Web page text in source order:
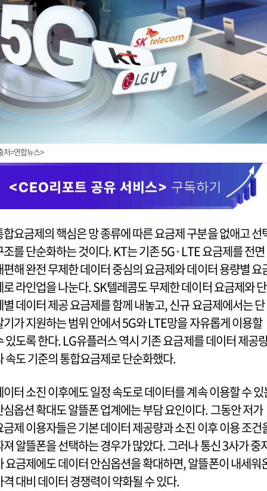
처=연합뉴스>
합요금제의 핵심은 망 종류에 따른 요금제 구분을 없애고 선
조를 단순화하는 것이다. KT는 기존 5G·LTE 요금제를 전면
편해 완전 무제한 데이터 중심의 요금제와 데이터 용량별 요
로 라인업을 나눈다. SK텔레콤도 무제한 데이터 요금제와 단
별 데이터 제공 요금제를 함께 내놓고, 신규 요금제에서는 단
기가 지원하는 범위 안에서 5G와 LTE망을 자유롭게 이용할
있도록 한다. LG유플러스 역시 기존 요금제를 데이터 제공
속도 기준의 통합요금제로 단순화했다.
이터 소진 이후에도 일정 속도로 데이터를 계속 이용할 수 있
심옵션 확대도 알뜰폰 업계에는 부담 요인이다. 그동안 저가
금제 이용자들은 기본 데이터 제공량과 소진 이후 이용 조건
져 알뜰폰을 선택하는 경우가 많았다. 그러나 통신 3사가 중
요금제에도 데이터 안심옵션을 확대하면, 알뜰폰이 내세워
격 대비 데이터 경쟁력이 약화될 수 있다.